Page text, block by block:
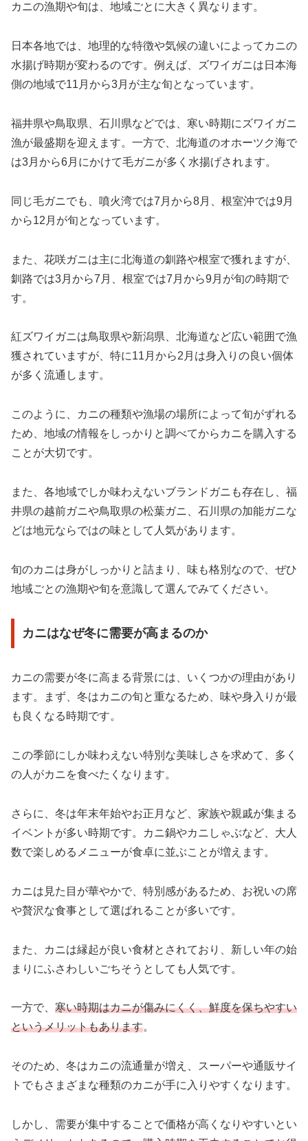
カニの漁期や旬は、地域ごとに大きく異なります。
日本各地では、地理的な特徴や気候の違いによってカニの
水揚げ時期が変わるのです。例えば、ズワイガニは日本海
側の地域で11月から3月が主な旬となっています。
福井県や鳥取県、石川県などでは、寒い時期にズワイガニ
漁が最盛期を迎えます。一方で、北海道のオホーツク海で
は3月から6月にかけて毛ガニが多く水揚げされます。
同じ毛ガニでも、噴火湾では7月から8月、根室沖では9月
から12月が旬となっています。
また、花咲ガニは主に北海道の釧路や根室で獲れますが、
釧路では3月から7月、根室では7月から9月が旬の時期で
す。
紅ズワイガニは鳥取県や新潟県、北海道など広い範囲で漁
獲されていますが、特に11月から2月は身入りの良い個体
が多く流通します。
このように、カニの種類や漁場の場所によって旬がずれる
ため、地域の情報をしっかりと調べてからカニを購入する
ことが大切です。
また、各地域でしか味わえないブランドガニも存在し、福
井県の越前ガニや鳥取県の松葉ガニ、石川県の加能ガニな
どは地元ならではの味として人気があります。
旬のカニは身がしっかりと詰まり、味も格別なので、ぜひ
地域ごとの漁期や旬を意識して選んでみてください。
カニはなぜ冬に需要が高まるのか
カニの需要が冬に高まる背景には、いくつかの理由があり
ます。まず、冬はカニの旬と重なるため、味や身入りが最
も良くなる時期です。
この季節にしか味わえない特別な美味しさを求めて、多く
の人がカニを食べたくなります。
さらに、冬は年末年始やお正月など、家族や親戚が集まる
イベントが多い時期です。カニ鍋やカニしゃぶなど、大人
数で楽しめるメニューが食卓に並ぶことが増えます。
カニは見た目が華やかで、特別感があるため、お祝いの席
や贅沢な食事として選ばれることが多いです。
また、カニは縁起が良い食材とされており、新しい年の始
まりにふさわしいごちそうとしても人気です。
一方で、 寒い時期はカニが傷みにくく、鮮度を保ちやすい
というメリットもあります。
そのため、冬はカニの流通量が増え、スーパーや通販サイ
トでもさまざまな種類のカニが手に入りやすくなります。
しかし、需要が集中することで価格が高くなりやすいとい